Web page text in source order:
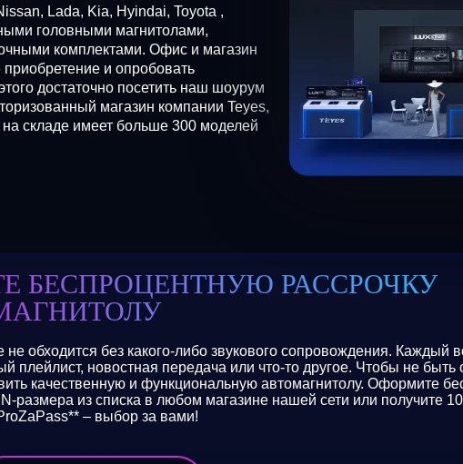
Lada, Kia, Hyindai, Toyota ,
головными магнитолами,
комплектами. Офис и магазин
и опробовать
достаточно посетить наш шоурум
магазин компании Teyes,
складе имеет больше 300 моделей
БЕСПРОЦЕНТНУЮ РАССРОЧКУ
не обходится без какого-либо звукового сопровождения. Каждый
плейлист, новостная передача или что-то другое. Чтобы не
качественную и функциональную автомагнитолу. Оформите
размера из списка в любом магазине нашей сети или получите 10
– выбор за вами!